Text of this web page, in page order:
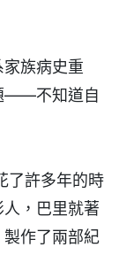
族病史重
——不知道自
了許多年的時
，巴里就著
作了兩部紀